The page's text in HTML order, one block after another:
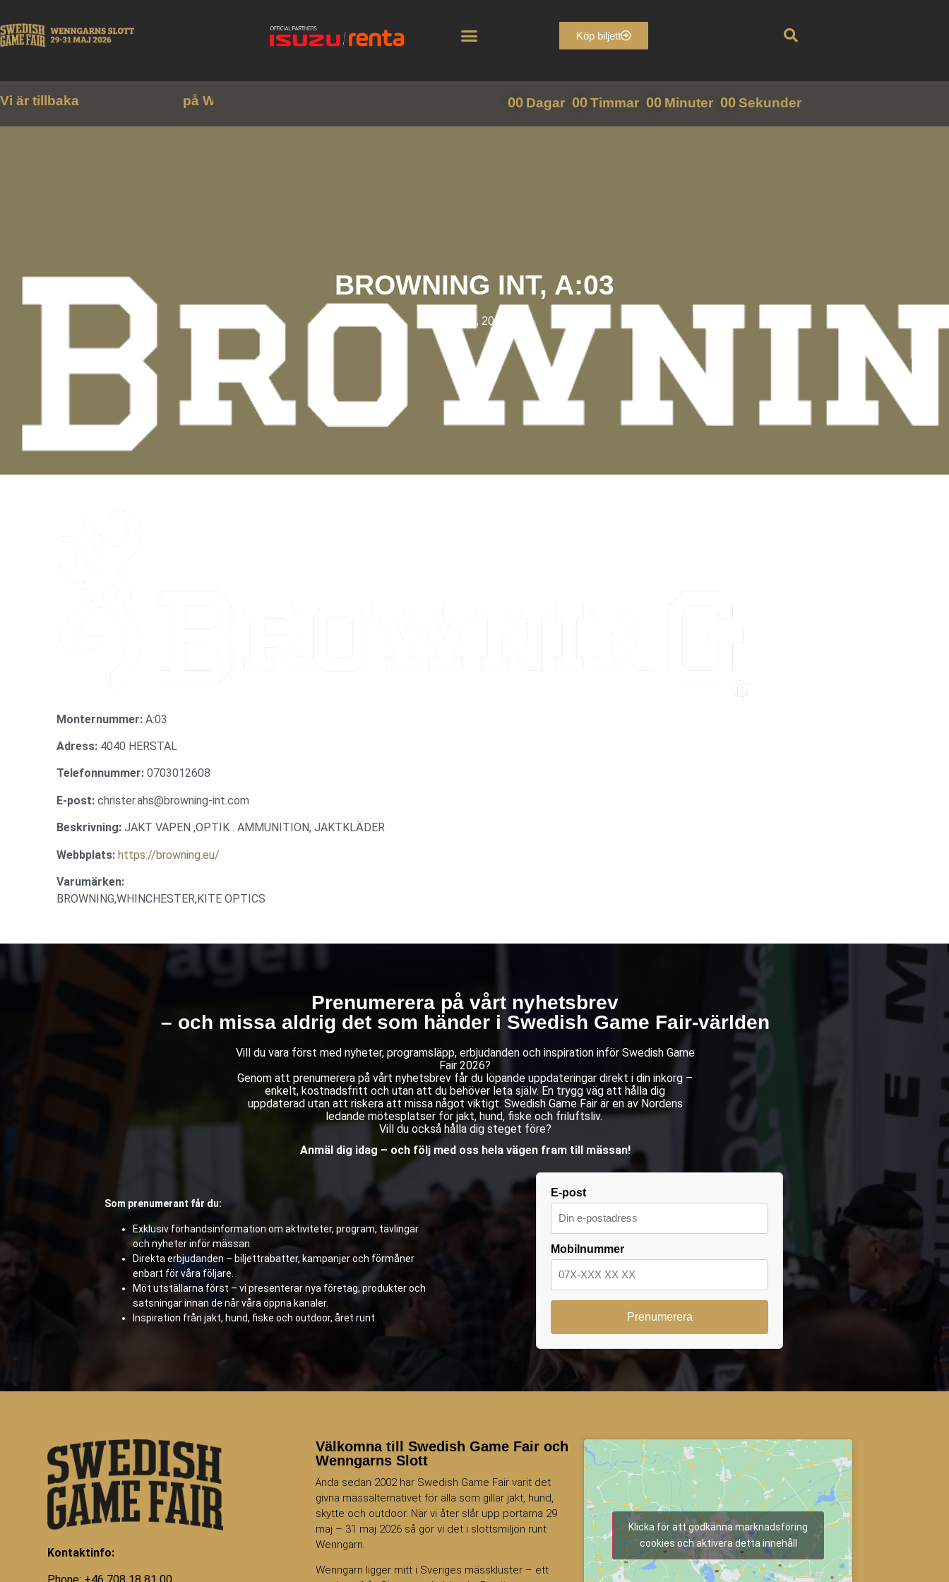
Köp biljett
Vi är tillbaka på W 00 Dagar 00Timmar 00 Minuter 00Sekunder
BROWNING INT, A:03
maj 20, 2026
Monternummer: A:03
Adress: 4040 HERSTAL
Telefonnummer: 0703012608
E-post: christer.ahs@browning-int.com
Beskrivning: JAKT VAPEN ,OPTIK . AMMUNITION, JAKTKLÄDER
Webbplats: https://browning.eu/
Varumärken:
BROWNING,WHINCHESTER,KITE OPTICS
Prenumerera på vårt nyhetsbrev
– och missa aldrig det som händer i Swedish Game Fair-världen
Vill du vara först med nyheter, programsläpp, erbjudanden och inspiration inför Swedish Game
Fair 2026?
Genom att prenumerera på vårt nyhetsbrev får du löpande uppdateringar direkt i din inkorg –
enkelt, kostnadsfritt och utan att du behöver leta själv. En trygg väg att hålla dig
uppdaterad utan att riskera att missa något viktigt. Swedish Game Fair är en av Nordens
ledande mötesplatser för jakt, hund, fiske och friluftsliv.
Vill du också hålla dig steget före?
Anmäl dig idag – och följ med oss hela vägen fram till mässan!
E-post
Mobilnummer
Som prenumerant får du:
Exklusiv förhandsinformation om aktiviteter, program, tävlingar
och nyheter inför mässan.
Direkta erbjudanden – biljettrabatter, kampanjer och förmåner
enbart för våra följare.
Möt utställarna först – vi presenterar nya företag, produkter och
satsningar innan de når våra öppna kanaler.
Inspiration från jakt, hund, fiske och outdoor, året runt.
Kontaktinfo:
Välkomna till Swedish Game Fair och
Wenngarns Slott
Ända sedan 2002 har Swedish Game Fair varit det
givna mässalternativet för alla som gillar jakt, hund,
skytte och outdoor. När vi åter slår upp portarna 29
maj – 31 maj 2026 så gör vi det i slottsmiljön runt
Wenngarn.
Wenngarn ligger mitt i Sveriges mässkluster – ett
Klicka för att godkänna marknadsföring
cookies och aktivera detta innehåll